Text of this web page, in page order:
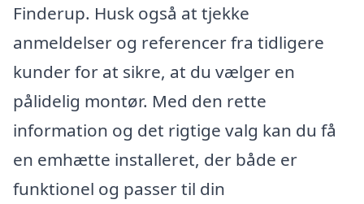
Finderup. Husk også at tjekke
anmeldelser og referencer fra tidligere
kunder for at sikre, at du vælger en
pålidelig montør. Med den rette
information og det rigtige valg kan du få
en emhætte installeret, der både er
funktionel og passer til din